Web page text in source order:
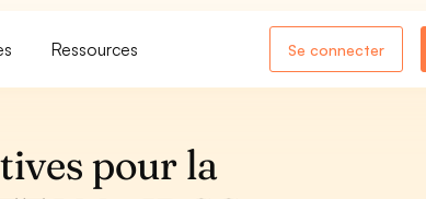
Ressources Se connecter
pour la